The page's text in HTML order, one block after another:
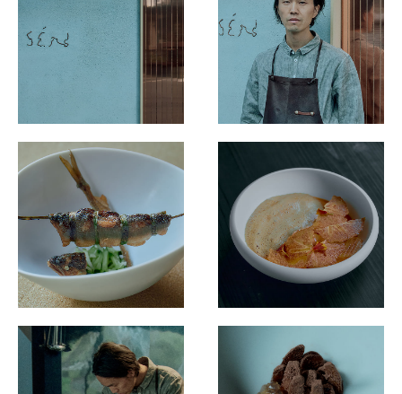
Sustainable Japan Magazine (Vol.48)
Destination Restaurants 2024
Destination Restaurants 2023
Destination Restaurants 2022
Destination Restaurants 2021
Top page
Movie
About Destination Restaurants
Selection Committee